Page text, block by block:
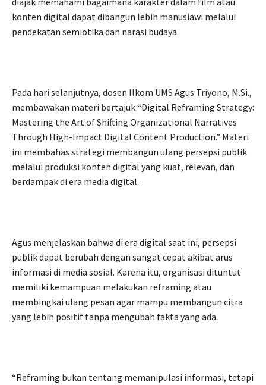
konten digital dapat dibangun lebih manusiawi melalui
pendekatan semiotika dan narasi budaya.
Pada hari selanjutnya, dosen Ilkom UMS Agus Triyono, M.Si.,
membawakan materi bertajuk “Digital Reframing Strategy:
Mastering the Art of Shifting Organizational Narratives
Through High-Impact Digital Content Production.” Materi
ini membahas strategi membangun ulang persepsi publik
melalui produksi konten digital yang kuat, relevan, dan
berdampak di era media digital.
Agus menjelaskan bahwa di era digital saat ini, persepsi
publik dapat berubah dengan sangat cepat akibat arus
informasi di media sosial. Karena itu, organisasi dituntut
memiliki kemampuan melakukan reframing atau
membingkai ulang pesan agar mampu membangun citra
yang lebih positif tanpa mengubah fakta yang ada.
“Reframing bukan tentang memanipulasi informasi, tetapi